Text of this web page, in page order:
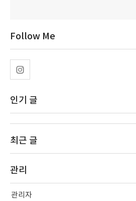
Follow Me
인기 글
최근 글
관리
관리자